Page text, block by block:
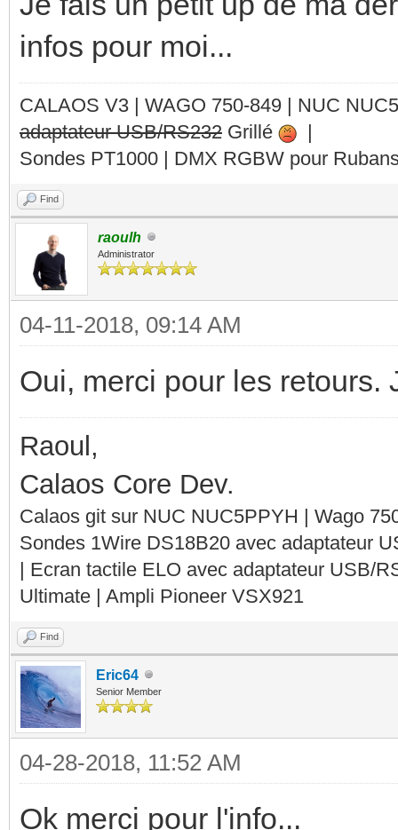
infos pour moi...
CALAOS V3 | WAGO 750-849 | NUC
adaptateur USB/RS232 Grillé
|
Sondes PT1000 | DMX RGBW pour
Find
raoulh
Administrator
04-11-2018, 09:14 AM
Oui, merci pour les retours.
Raoul,
Calaos Core Dev.
Calaos git sur NUC NUC5PPYH | Wago
Sondes 1Wire DS18B20 avec adaptateur
| Ecran tactile ELO avec adaptateur USB/
Ultimate | Ampli Pioneer VSX921
Find
Eric64
Senior Member
04-28-2018, 11:52 AM
Ok merci pour l'info...